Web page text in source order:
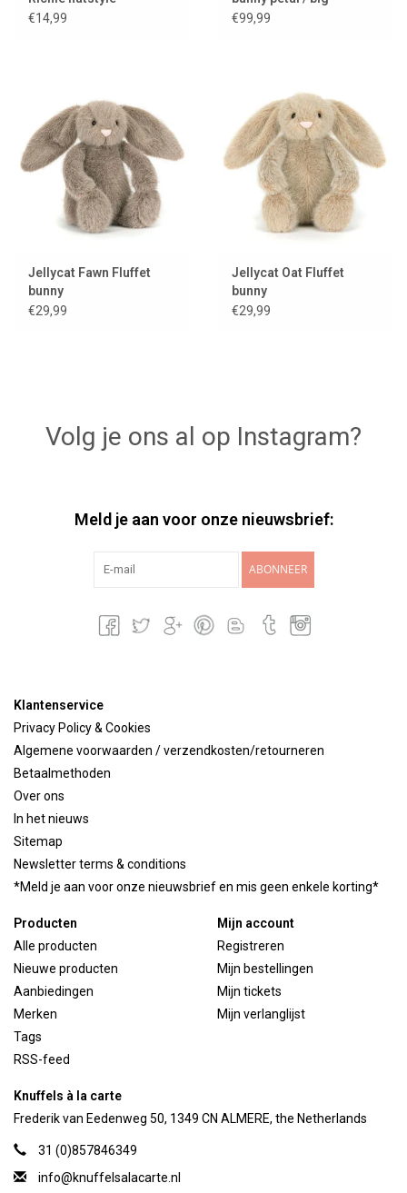
€14,99
€99,99
Jellycat Fawn Fluffet
bunny
€29,99
Jellycat Oat Fluffet
bunny
€29,99
Volg je ons al op Instagram?
Meld je aan voor onze nieuwsbrief:
ABONNEER
Klantenservice
Privacy Policy & Cookies
Algemene voorwaarden / verzendkosten/retourneren
Betaalmethoden
Over ons
In het nieuws
Sitemap
Newsletter terms & conditions
*Meld je aan voor onze nieuwsbrief en mis geen enkele korting*
Producten
Alle producten
Nieuwe producten
Aanbiedingen
Merken
Tags
RSS-feed
Mijn account
Registreren
Mijn bestellingen
Mijn tickets
Mijn verlanglijst
Knuffels à la carte
Frederik van Eedenweg 50, 1349 CN ALMERE, the Netherlands
31 (0)857846349
info@knuffelsalacarte.nl